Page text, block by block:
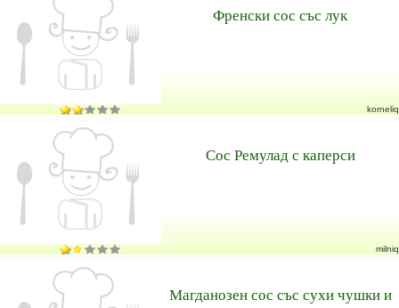
Френски сос със лук
korneliq
Сос Ремулад с каперси
milniq
Магданозен сос със сухи чушки и